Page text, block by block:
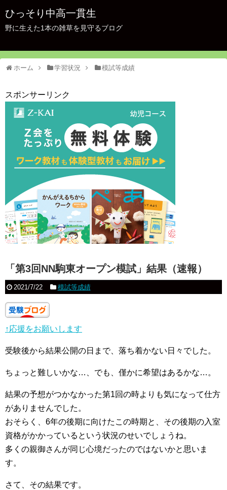
ひっそり中高一貫生
野に生えた1本の雑草を見守るブログ
ホーム 学習状況 模試等成績
スポンサーリンク
「第3回NN駒東オープン模試」結果（速報）
2021/7/22 模試等成績
↑応援をお願いします
受験後から結果公開の日まで、落ち着かない日々でした。
ちょっと難しいかな…、でも、僅かに希望はあるかな…。
結果の予想がつかなかった第1回の時よりも気になって仕方
がありませんでした。
おそらく、6年の後期に向けたこの時期と、その後期の入室
資格がかかっているという状況のせいでしょうね。
多くの親御さんが同じ心境だったのではないかと思いま
す。
さて、その結果です。